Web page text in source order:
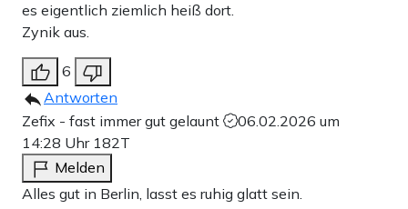
es eigentlich ziemlich heiß dort.
Zynik aus.
6
Antworten
Zefix - fast immer gut gelaunt
06.02.2026 um
14:28 Uhr 182T
Melden
Alles gut in Berlin, lasst es ruhig glatt sein.